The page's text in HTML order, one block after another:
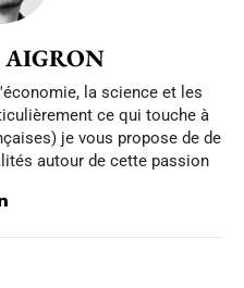
AIGRON
la science et les
ce qui touche à
je vous propose de de
autour de cette passion